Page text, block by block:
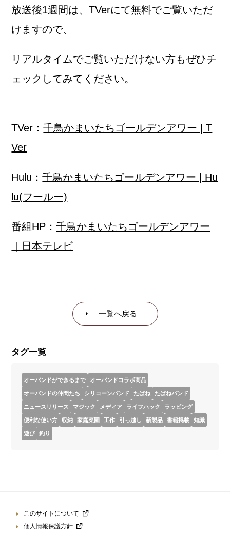
放送後1週間は、TVerにて無料でご覧いただ
けますので、
リアルタイムでご覧いただけない方もぜひチ
ェックしてみてください。
TVer：千鳥かまいたちゴールデンアワー | T
Ver
Hulu：千鳥かまいたちゴールデンアワー | Hu
lu(フールー)
番組HP：千鳥かまいたちゴールデンアワー
｜日本テレビ
一覧へ戻る
タグ一覧
オーバンドができるまで オーバンドコラボ商品
オーバンドの仲間たち シリコーンバンド たばね たばねバンド
ニュースリリース マジック メディア ライフハック ラッピング
便利な使い方 収納 家庭菜園 工作 引っ越し 新製品 書籍掲載 知識
遊び 釣り
このサイトについて
個人情報保護方針